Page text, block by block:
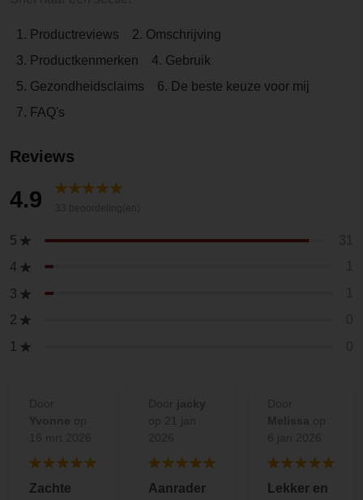
1. Productreviews
2. Omschrijving
3. Productkenmerken
4. Gebruik
5. Gezondheidsclaims
6. De beste keuze voor mij
7. FAQ's
Reviews
4.9
5
4
3
2
1
Zachte
Aanrader
Lekker en